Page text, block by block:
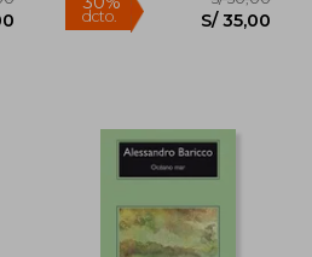
30%
dcto.